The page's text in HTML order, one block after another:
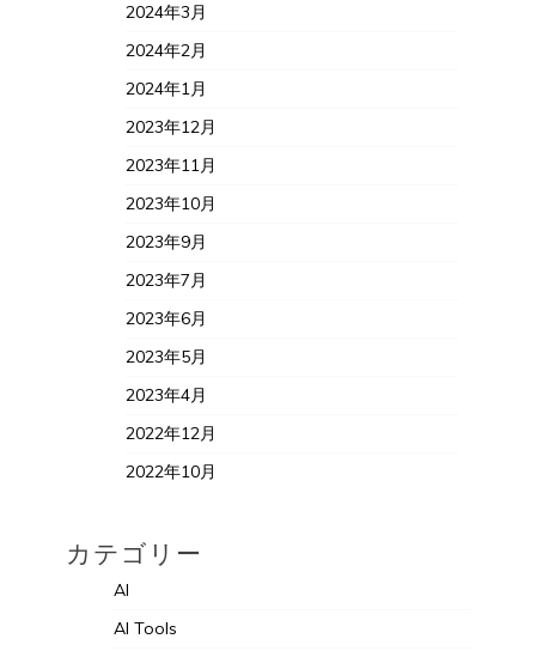
2024年3月
2024年2月
2024年1月
2023年12月
2023年11月
2023年10月
2023年9月
2023年7月
2023年6月
2023年5月
2023年4月
2022年12月
2022年10月
カテゴリー
AI
AI Tools